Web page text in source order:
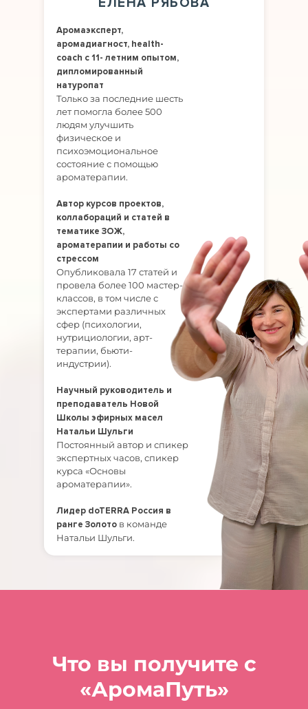
Аромаэксперт,
аромадиагност, health-
coach с 11- летним опытом,
дипломированный
натуропат
Только за последние шесть
лет помогла более 500
людям улучшить
физическое и
психоэмоциональное
состояние с помощью
ароматерапии.
Автор курсов проектов,
коллабораций и статей в
тематике ЗОЖ,
ароматерапии и работы со
стрессом
Опубликовала 17 статей и
провела более 100 мастер-
классов, в том числе с
экспертами различных
сфер (психологии,
нутрициологии, арт-
терапии, бьюти-
индустрии).
Научный руководитель и
преподаватель Новой
Школы эфирных масел
Натальи Шульги
Постоянный автор и спикер
экспертных часов, спикер
курса «Основы
ароматерапии».
Лидер doTERRA Россия в
ранге Золото в команде
Натальи Шульги.
Что вы получите с
«АромаПуть»